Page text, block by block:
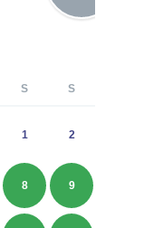
S S
1 2
8 9